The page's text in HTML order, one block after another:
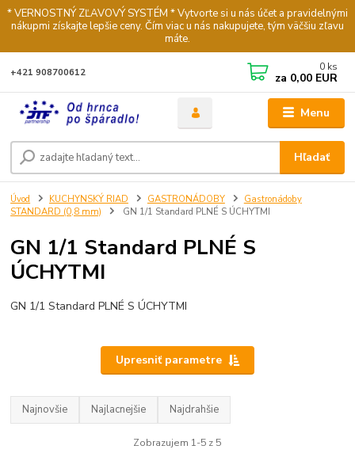
* VERNOSTNÝ ZĽAVOVÝ SYSTÉM * Vytvorte si u nás účet a pravidelnými
nákupmi získajte lepšie ceny. Čím viac u nás nakupujete, tým väčšiu zľavu
máte.
Menu
Hľadať
+421 908700612 0 ks
za 0,00 EUR
Úvod KUCHYNSKÝ RIAD GASTRONÁDOBY
Gastronádoby
STANDARD (0,8 mm)
GN 1/1 Standard PLNÉ S ÚCHYTMI
GN 1/1 Standard PLNÉ S
ÚCHYTMI
GN 1/1 Standard PLNÉ S ÚCHYTMI
Upresniť parametre
Najnovšie Najlacnejšie Najdrahšie
Zobrazujem 1-5 z 5